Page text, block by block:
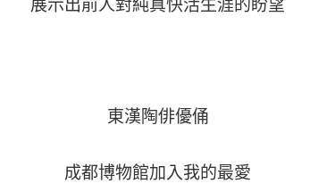
東漢陶俳優俑
成都博物館加入我的最愛